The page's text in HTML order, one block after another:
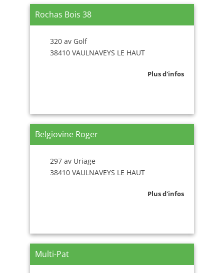
Rochas Bois 38
320 av Golf
38410 VAULNAVEYS LE HAUT
Plus d'infos
Belgiovine Roger
297 av Uriage
38410 VAULNAVEYS LE HAUT
Plus d'infos
Multi-Pat